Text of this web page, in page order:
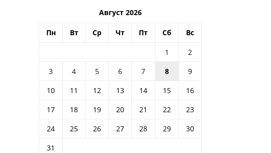
Август 2026
Пн Вт Ср Чт Пт Сб Вс
1
2
3
4 5 6 7 8
9
10
11 12 13 14 15
16
17
18 19 20 21 22
23
24
25 26 27 28 29
30
31